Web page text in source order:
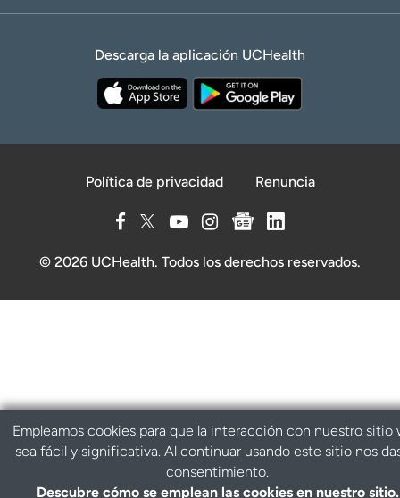
Descarga la aplicación UCHealth
Política de privacidad Renuncia
© 2026 UCHealth. Todos los derechos reservados.
Empleamos cookies para que la interacción con nuestro sitio
sea fácil y significativa. Al continuar usando este sitio nos
consentimiento.
Descubre cómo se emplean las cookies en nuestro sitio.